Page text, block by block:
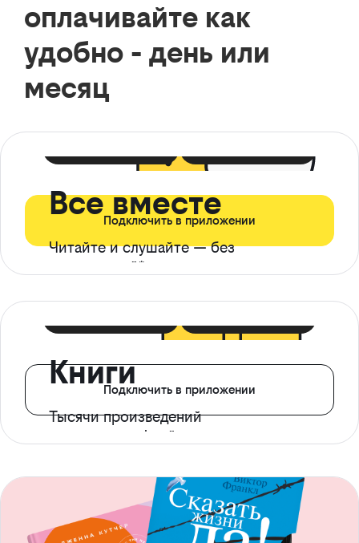
оплачивайте как
удобно - день или
месяц
Все вместе
Читайте и слушайте — без
ограничений*
Подключить в приложении
Книги
Тысячи произведений
с доступом офлайн
Подключить в приложении